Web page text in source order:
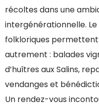
récoltes dans une
intergénérationnelle.
folkloriques
autrement : balades
d’huîtres aux Salins,
vendanges et
Un rendez-vous